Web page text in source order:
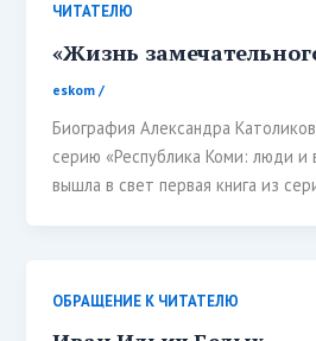
ЧИТАТЕЛЮ
«Жизнь
eskom/
Биография Александра
серию «Республика Коми: люди и
вышла в свет первая книга из
ОБРАЩЕНИЕ К ЧИТАТЕЛЮ